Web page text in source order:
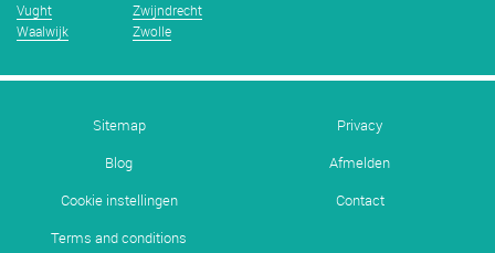
Vught
Waalwijk
Zwijndrecht
Zwolle
Sitemap
Privacy
Blog
Afmelden
Cookie instellingen
Contact
Terms and conditions